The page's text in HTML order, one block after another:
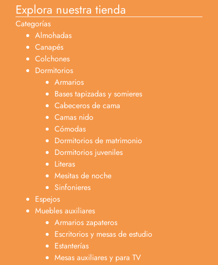
Explora nuestra tienda
Categorías
Almohadas
Canapés
Colchones
Dormitorios
Armarios
Bases tapizadas y somieres
Cabeceros de cama
Camas nido
Cómodas
Dormitorios de matrimonio
Dormitorios juveniles
Literas
Mesitas de noche
Sinfonieres
Espejos
Muebles auxiliares
Armarios zapateros
Escritorios y mesas de estudio
Estanterías
Mesas auxiliares y para TV